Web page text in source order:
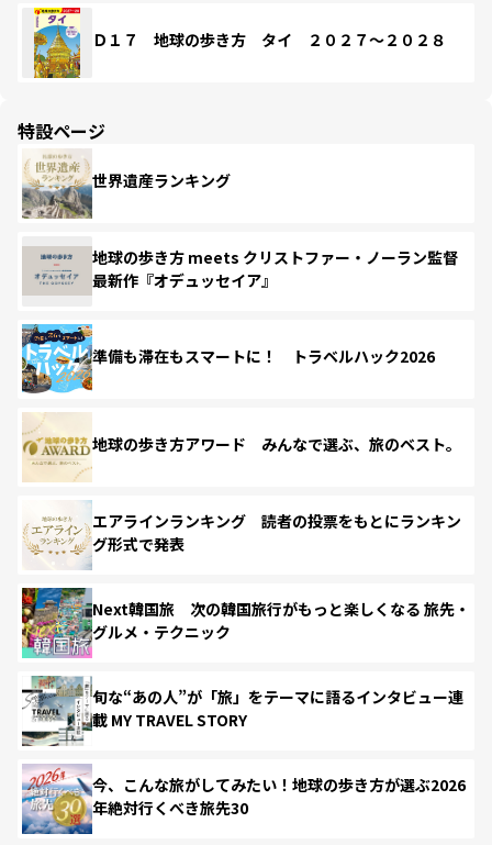
Ｄ１７ 地球の歩き方 タイ ２０２７～２０２８
特設ページ
世界遺産ランキング
地球の歩き方 meets クリストファー・ノーラン監督
最新作『オデュッセイア』
準備も滞在もスマートに！ トラベルハック2026
地球の歩き方アワード みんなで選ぶ、旅のベスト。
エアラインランキング 読者の投票をもとにランキン
グ形式で発表
Next韓国旅 次の韓国旅行がもっと楽しくなる 旅先・
グルメ・テクニック
旬な“あの人”が「旅」をテーマに語るインタビュー連
載 MY TRAVEL STORY
今、こんな旅がしてみたい！地球の歩き方が選ぶ2026
年絶対行くべき旅先30